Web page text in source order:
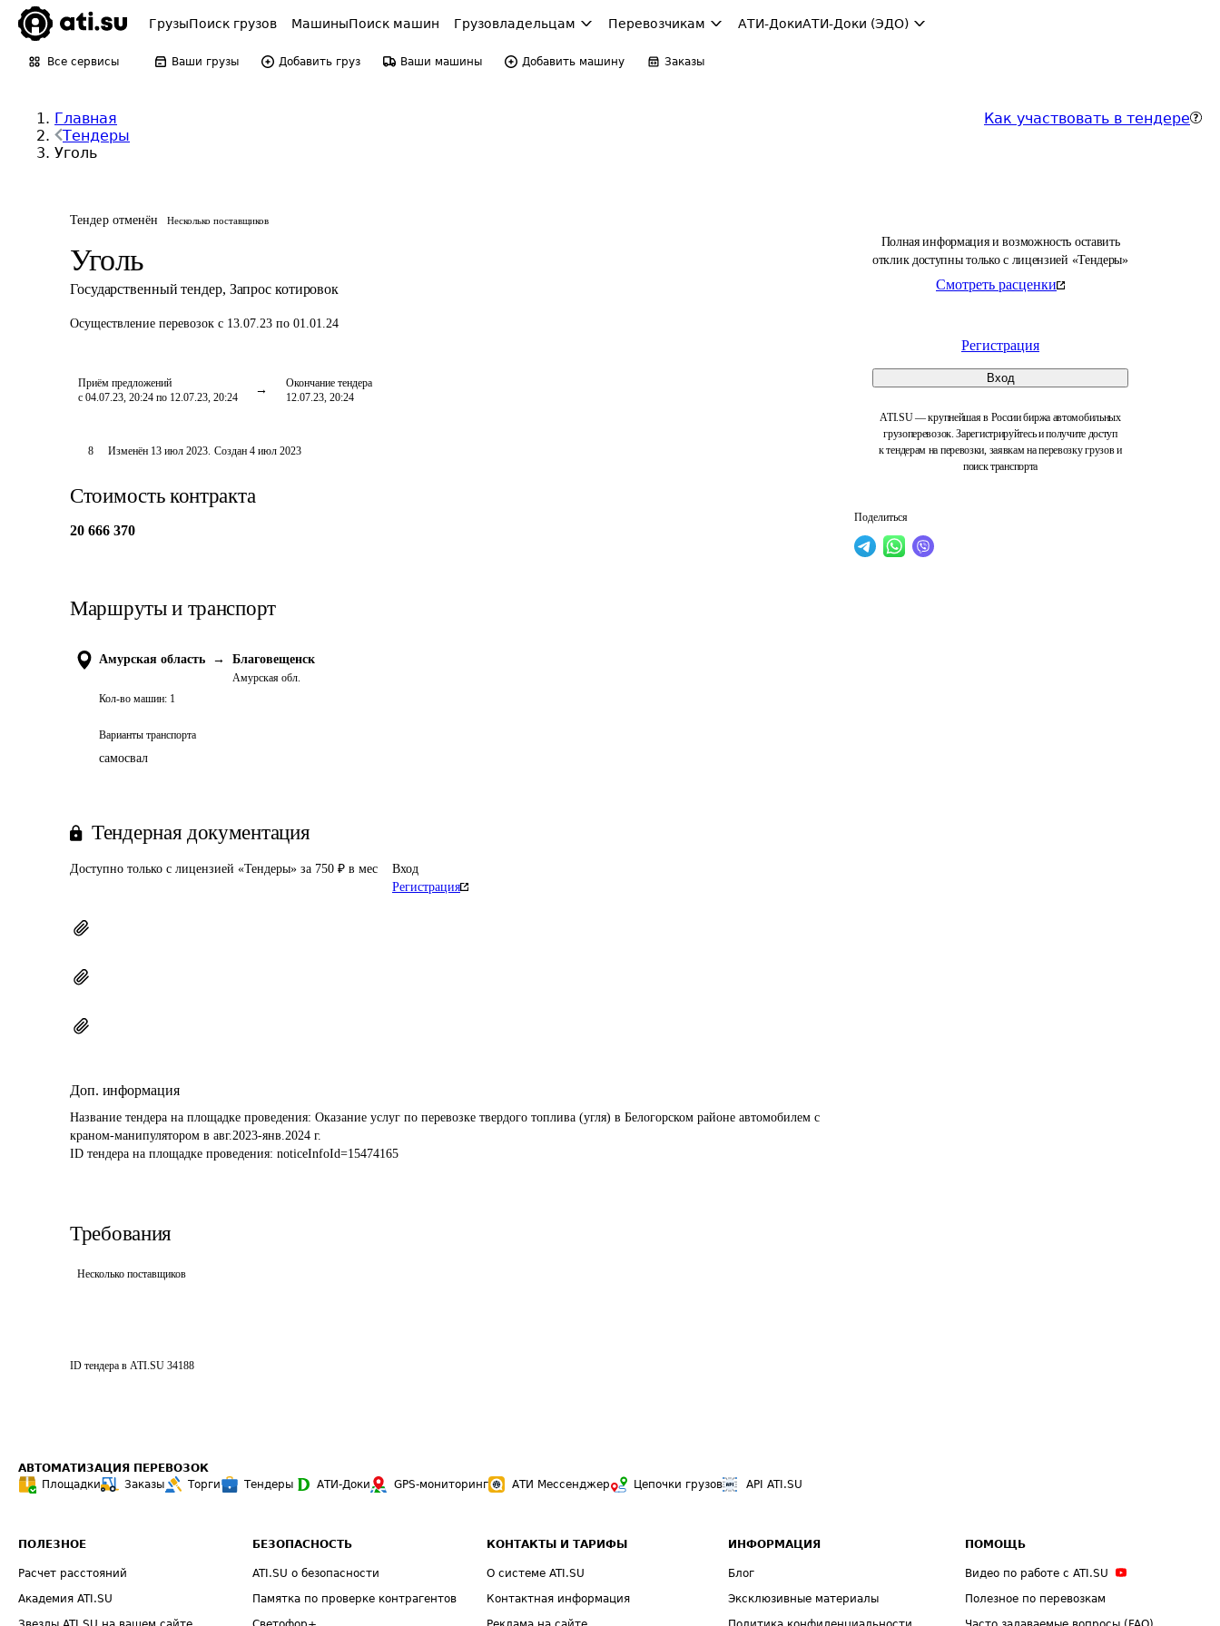
ГрузыПоиск грузов МашиныПоиск машин Грузовладельцам Перевозчикам АТИ-ДокиАТИ-Доки (ЭДО)
Все сервисы Ваши грузы Добавить груз Ваши машины Добавить машину Заказы
Главная
Тендеры
Уголь
Как участвовать в тендере
Тендер отменён Несколько поставщиков
Уголь
Государственный тендер, Запрос котировок
Осуществление перевозок с 13.07.23 по 01.01.24
Приём предложений
с 04.07.23, 20:24 по 12.07.23, 20:24
Окончание тендера
12.07.23, 20:24
Полная информация и возможность оставить
отклик доступны только с лицензией «Тендеры»
Смотреть расценки
Регистрация
Вход
ATI.SU — крупнейшая в России биржа автомобильных
грузоперевозок. Зарегистрируйтесь и получите доступ
к тендерам на перевозки, заявкам на перевозку грузов и
поиск транспорта
Поделиться
8 Изменён 13 июл 2023. Создан 4 июл 2023
Стоимость контракта
20 666 370
Маршруты и транспорт
Амурская область → Благовещенск
Амурская обл.
Кол-во машин: 1
Варианты транспорта
самосвал
Тендерная документация
Доступно только с лицензией «Тендеры» за 750 ₽ в мес
Вход
Регистрация
Доп. информация
Название тендера на площадке проведения: Оказание услуг по перевозке твердого топлива (угля) в Белогорском районе автомобилем с
краном-манипулятором в авг.2023-янв.2024 г.
ID тендера на площадке проведения: noticeInfoId=15474165
Требования
Несколько поставщиков
ID тендера в ATI.SU 34188
АВТОМАТИЗАЦИЯ ПЕРЕВОЗОК
Площадки
Заказы Торги Тендеры АТИ-Доки GPS-мониторинг АТИ Мессенджер Цепочки грузов API ATI.SU
ПОЛЕЗНОЕ
Расчет расстояний
Академия ATI.SU
БЕЗОПАСНОСТЬ
ATI.SU о безопасности
Памятка по проверке контрагентов
КОНТАКТЫ И ТАРИФЫ
О системе ATI.SU
Контактная информация
ИНФОРМАЦИЯ
Блог
Эксклюзивные материалы
ПОМОЩЬ
Видео по работе с ATI.SU
Полезное по перевозкам